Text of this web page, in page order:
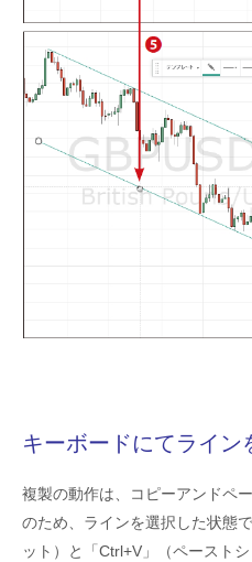
キーボードにてライン
複製の動作は、コピーアンドペ
のため、ラインを選択した状態
ット）と「Ctrl+V」（ペースト